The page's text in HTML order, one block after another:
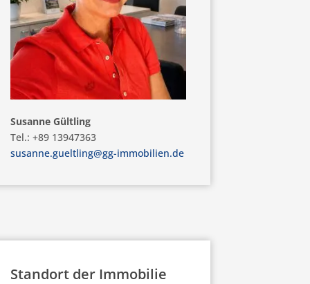
Susanne Gültling
Tel.: +89 13947363
susanne.gueltling@gg-immobilien.de
Standort der Immobilie